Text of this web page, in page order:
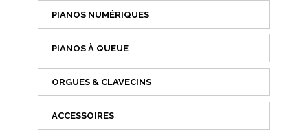
PIANOS NUMÉRIQUES
PIANOS À QUEUE
ORGUES & CLAVECINS
ACCESSOIRES